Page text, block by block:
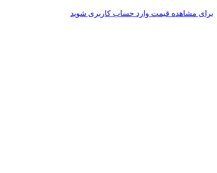
برای مشاهده قیمت وارد حساب کاربری شوید